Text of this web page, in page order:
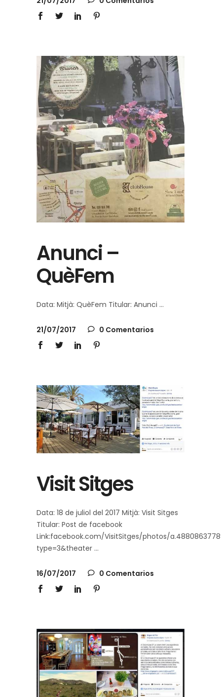
Anunci –
QuèFem
Data: Mitjà: QuèFem Titular: Anunci
21/07/2017 0 Comentarios
Visit Sitges
Data: 18 de juliol del 2017 Mitjà: Visit Sitges
Titular: Post de facebook
Link:facebook.com/VisitSitges/photos/
type=3&theater
16/07/2017 0 Comentarios